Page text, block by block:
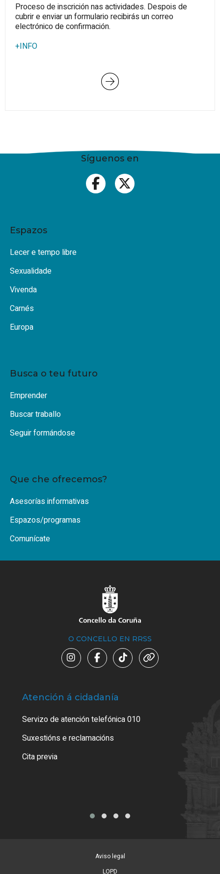
Proceso de inscrición nas actividades. Despois de
cubrir e enviar un formulario recibirás un correo
electrónico de confirmación.
+INFO
Síguenos en
Espazos
Lecer e tempo libre
Sexualidade
Vivenda
Carnés
Europa
Busca o teu futuro
Emprender
Buscar traballo
Seguir formándose
Que che ofrecemos?
Asesorías informativas
Espazos/programas
Comunícate
O CONCELLO EN RRSS
Atención á cidadanía
Servizo de atención telefónica 010
Suxestións e reclamacións
Cita previa
Aviso legal
LOPD